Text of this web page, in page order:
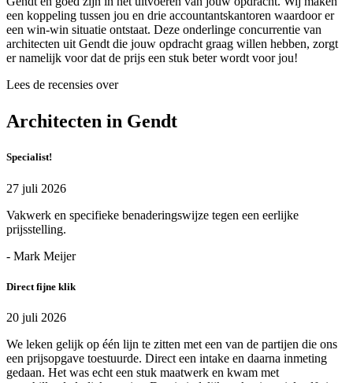
een koppeling tussen jou en drie accountantskantoren waardoor er
een win-win situatie ontstaat. Deze onderlinge concurrentie van
architecten uit Gendt die jouw opdracht graag willen hebben, zorgt
er namelijk voor dat de prijs een stuk beter wordt voor jou!
Lees de recensies over
Architecten in Gendt
Specialist!
27 juli 2026
Vakwerk en specifieke benaderingswijze tegen een eerlijke
prijsstelling.
- Mark Meijer
Direct fijne klik
20 juli 2026
We leken gelijk op één lijn te zitten met een van de partijen die ons
een prijsopgave toestuurde. Direct een intake en daarna inmeting
gedaan. Het was echt een stuk maatwerk en kwam met